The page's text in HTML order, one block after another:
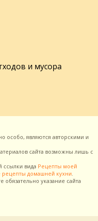
и мусора
особо, являются авторскими и
сайта возможны лишь с
ссылки вида Рецепты моей
домашней кухни.
указание сайта